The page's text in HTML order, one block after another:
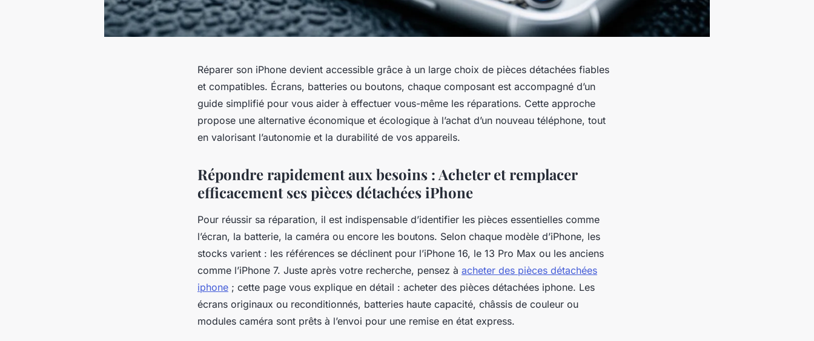
Réparer son iPhone devient accessible grâce à un large choix de pièces détachées fiables
et compatibles. Écrans, batteries ou boutons, chaque composant est accompagné d’un
guide simplifié pour vous aider à effectuer vous-même les réparations. Cette approche
propose une alternative économique et écologique à l’achat d’un nouveau téléphone, tout
en valorisant l’autonomie et la durabilité de vos appareils.
Répondre rapidement aux besoins : Acheter et remplacer
efficacement ses pièces détachées iPhone
Pour réussir sa réparation, il est indispensable d’identifier les pièces essentielles comme
l’écran, la batterie, la caméra ou encore les boutons. Selon chaque modèle d’iPhone, les
stocks varient : les références se déclinent pour l’iPhone 16, le 13 Pro Max ou les anciens
comme l’iPhone 7. Juste après votre recherche, pensez à acheter des pièces détachées
iphone ; cette page vous explique en détail : acheter des pièces détachées iphone. Les
écrans originaux ou reconditionnés, batteries haute capacité, châssis de couleur ou
modules caméra sont prêts à l’envoi pour une remise en état express.